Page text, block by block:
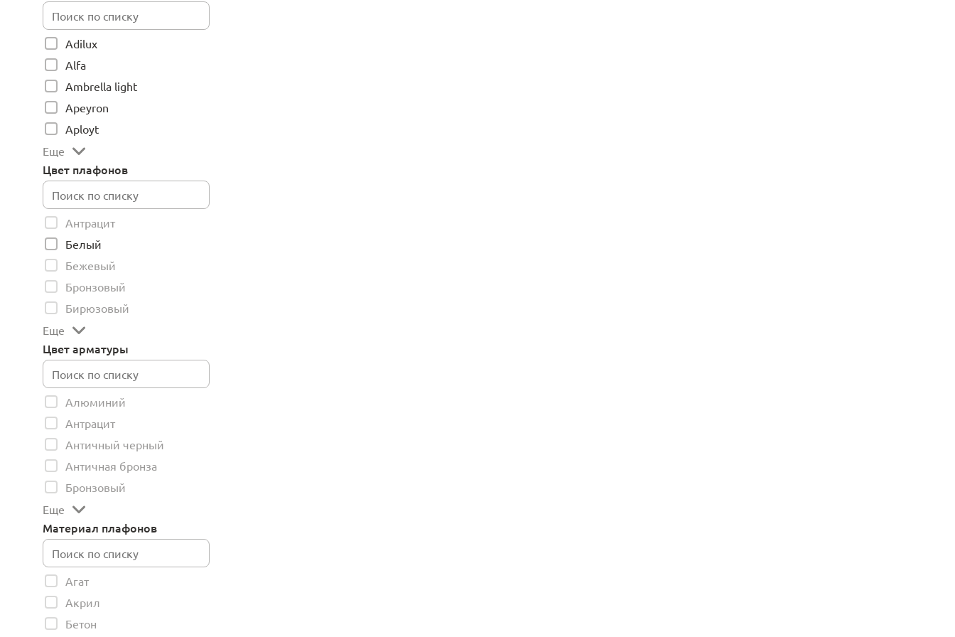
Adilux
Alfa
Ambrella light
Apeyron
Aployt
Еще
Цвет плафонов
Антрацит
Белый
Бежевый
Бронзовый
Бирюзовый
Еще
Цвет арматуры
Алюминий
Антрацит
Античный черный
Античная бронза
Бронзовый
Еще
Материал плафонов
Агат
Акрил
Бетон